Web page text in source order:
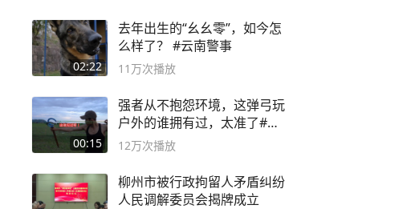
02:22
去年出生的“幺幺零”，如今怎
么样了？ #云南警事
11万次播放
00:15
强者从不抱怨环境，这弹弓玩
户外的谁拥有过，太准了#弹
弓#户外
12万次播放
柳州市被行政拘留人矛盾纠纷
人民调解委员会揭牌成立